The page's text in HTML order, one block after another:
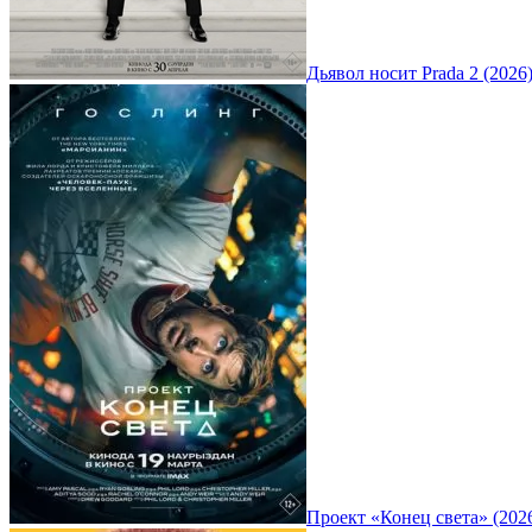
Дьявол носит Prada 2 (2026)
Проект «Конец света»